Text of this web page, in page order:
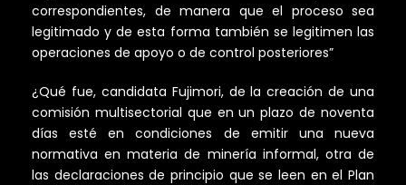
correspondientes, de manera que el proceso sea
legitimado y de esta forma también se legitimen las
operaciones de apoyo o de control posteriores”
¿Qué fue, candidata Fujimori, de la creación de una
comisión multisectorial que en un plazo de noventa
días esté en condiciones de emitir una nueva
normativa en materia de minería informal, otra de
las declaraciones de principio que se leen en el Plan